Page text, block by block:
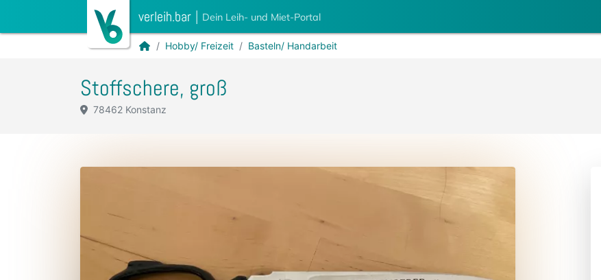
verleih.bar | Dein Leih- und Miet-Portal
Hobby/ Freizeit Basteln/ Handarbeit
Stoffschere, groß
78462 Konstanz